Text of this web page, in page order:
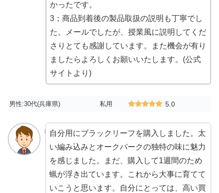
かったです。
3；商品到着後の製品取扱の説明も丁寧でし
た。メールでしたが、授業風に説明してくだ
さりとても感謝しています。また機会が有り
ましたらよろしくお願いいたします。(公式
サイトより)
男性:30代(兵庫県) 私用 5.0
自分用にブラックリーフを購入しました。太
い編み込みとオークバークの独特の味に魅力
を感じました。まだ、購入して1週間のため
蝋が浮き出ています。これから大事に育てて
いこうと思います。自分にとっては、高い買